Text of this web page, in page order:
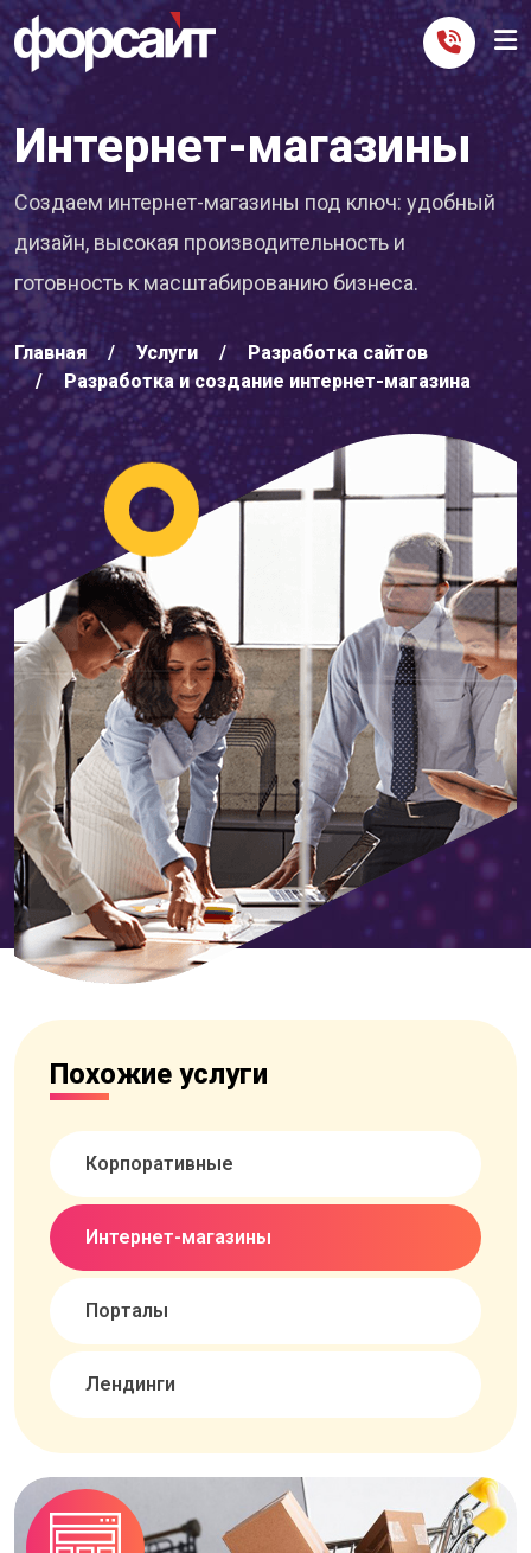
Интернет-магазины
Создаем интернет-магазины под ключ: удобный
дизайн, высокая производительность и
готовность к масштабированию бизнеса.
Главная Услуги
Разработка сайтов
Разработка и создание интернет-магазина
Похожие услуги
Корпоративные
Интернет-магазины
Порталы
Лендинги